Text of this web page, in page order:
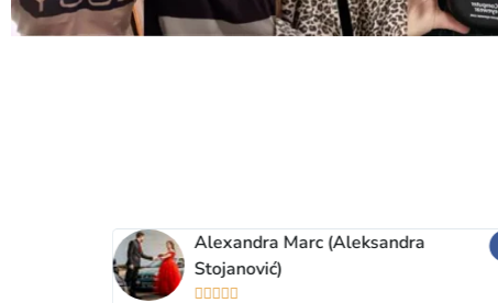
Alexandra Marc (Aleksandra
Stojanović)
